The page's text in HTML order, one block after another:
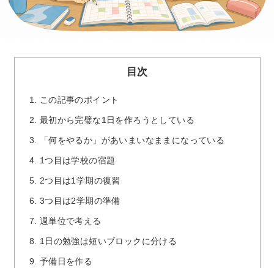
目次
1. この記事のポイント
2. 最初から完璧な1日を作ろうとしている
3. 「何をやるか」があいまいなままになっている
4. 1つ目は学校の宿題
5. 2つ目は1学期の復習
6. 3つ目は2学期の準備
7. 週単位で考える
8. 1日の勉強は短いブロックに分ける
9. 予備日を作る